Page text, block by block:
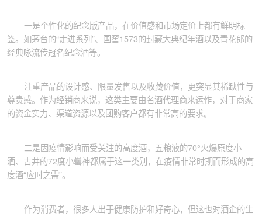
一是个性化的纪念版产品，在价值感和市场定价上都有鲜明标
签。如茅台的“走进系列”、国窖1573的封藏大典纪年酒以及青花郎的
经典咏流传冠名纪念酒等。
注重产品的设计感、限量发售以及收藏价值，更突显其稀缺性与
尊贵感。作为经销商来说，这类主要由名酒代理商来运作，对于商家
的资金实力、渠道资源以及团购客户都有非常高的要求。
二是因疫情影响而受关注的高度酒，五粮液的70°火爆原度小
酒、古井的72度小罍神都属于这一类别，在疫情非常时期而形成的高
度酒“应时之需”。
作为消费者，很多人出于健康防护和好奇心，但这也对酒企的生